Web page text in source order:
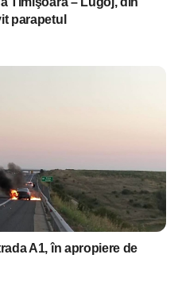
parapetul
A1, în apropiere de